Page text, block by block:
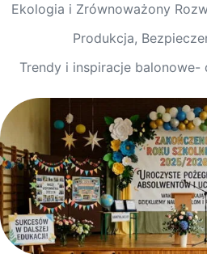
Ekologia i Zrównoważony
Produkcja,
Trendy i inspiracje balonowe-